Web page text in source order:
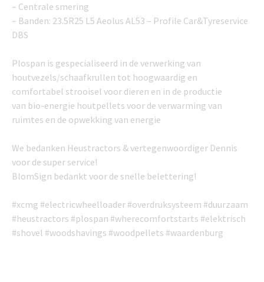
– Centrale smering
– Banden: 23.5R25 L5 Aeolus AL53 – Profile Car&Tyreservice
DBS
Plospan is gespecialiseerd in de verwerking van
houtvezels/schaafkrullen tot hoogwaardig en
comfortabel strooisel voor dieren en in de productie
van bio-energie houtpellets voor de verwarming van
ruimtes en de opwekking van energie
We bedanken Heustractors & vertegenwoordiger Dennis
voor de super service!
BlomSign bedankt voor de snelle belettering!
#xcmg #electricwheelloader #overdruksysteem #duurzaam
#heustractors #plospan #wherecomfortstarts #elektrisch
#shovel #woodshavings #woodpellets #waardenburg